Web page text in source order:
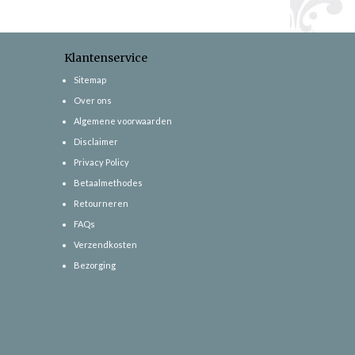
Klantenservice
Sitemap
Over ons
Algemene voorwaarden
Disclaimer
Privacy Policy
Betaalmethodes
Retourneren
FAQs
Verzendkosten
Bezorging